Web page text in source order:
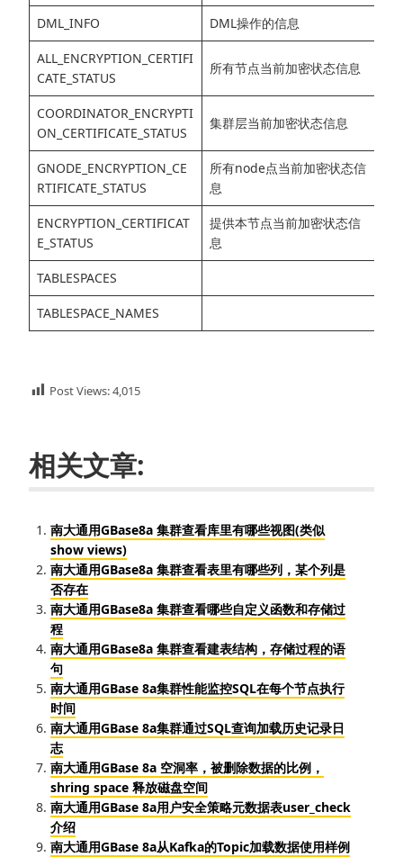
DML_INFO DML操作的信息
ALL_ENCRYPTION_CERTIFI
CATE_STATUS
所有节点当前加密状态信息
COORDINATOR_ENCRYPTI
ON_CERTIFICATE_STATUS
集群层当前加密状态信息
GNODE_ENCRYPTION_CE
RTIFICATE_STATUS
所有node点当前加密状态信
息
ENCRYPTION_CERTIFICAT
E_STATUS
提供本节点当前加密状态信
息
TABLESPACES
TABLESPACE_NAMES
Post Views:4,015
相关文章:
南大通用GBase8a 集群查看库里有哪些视图(类似
show views)
南大通用GBase8a 集群查看表里有哪些列，某个列是
否存在
南大通用GBase8a 集群查看哪些自定义函数和存储过
程
南大通用GBase8a 集群查看建表结构，存储过程的语
句
南大通用GBase 8a集群性能监控SQL在每个节点执行
时间
南大通用GBase 8a集群通过SQL查询加载历史记录日
志
南大通用GBase 8a 空洞率，被删除数据的比例，
shring space 释放磁盘空间
南大通用GBase 8a用户安全策略元数据表user_check
介绍
南大通用GBase 8a从Kafka的Topic加载数据使用样例